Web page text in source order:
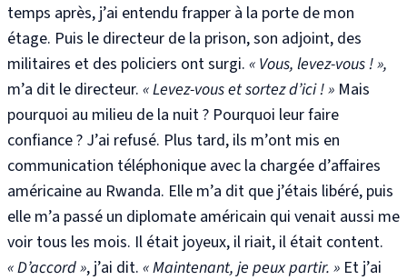
temps après, j’ai entendu frapper à la porte de mon
étage. Puis le directeur de la prison, son adjoint, des
militaires et des policiers ont surgi. « Vous, levez-vous ! »,
m’a dit le directeur. « Levez-vous et sortez d’ici ! » Mais
pourquoi au milieu de la nuit ? Pourquoi leur faire
confiance ? J’ai refusé. Plus tard, ils m’ont mis en
communication téléphonique avec la chargée d’affaires
américaine au Rwanda. Elle m’a dit que j’étais libéré, puis
elle m’a passé un diplomate américain qui venait aussi me
voir tous les mois. Il était joyeux, il riait, il était content.
« D’accord », j’ai dit. « Maintenant, je peux partir. » Et j’ai